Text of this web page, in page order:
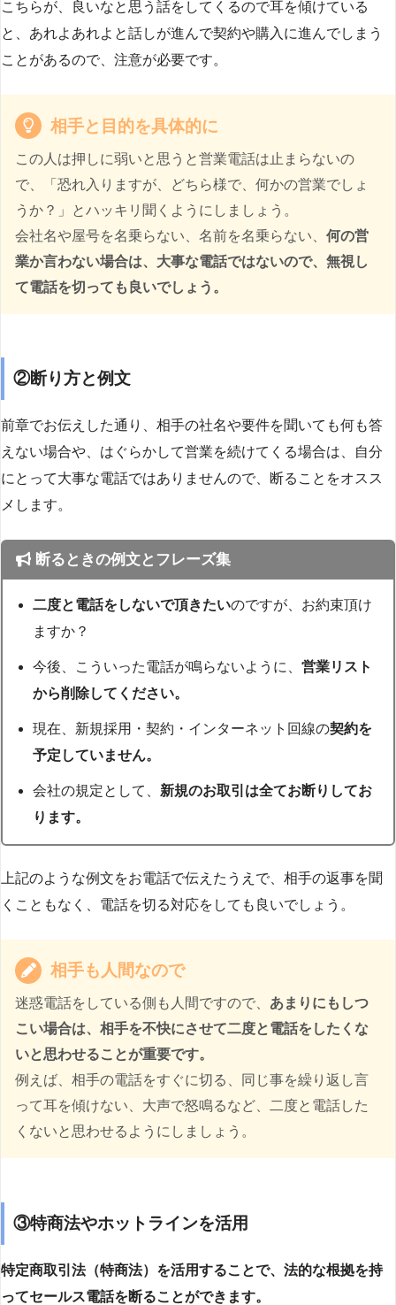
こちらが、良いなと思う話をしてくるので耳を傾けている
と、あれよあれよと話しが進んで契約や購入に進んでしまう
ことがあるので、注意が必要です。
相手と目的を具体的に
この人は押しに弱いと思うと営業電話は止まらないの
で、「恐れ入りますが、どちら様で、何かの営業でしょ
うか？」とハッキリ聞くようにしましょう。
会社名や屋号を名乗らない、名前を名乗らない、 何の営
業か言わない場合は、大事な電話ではないので、無視し
て電話を切っても良いでしょう。
②断り方と例文
前章でお伝えした通り、相手の社名や要件を聞いても何も答
えない場合や、はぐらかして営業を続けてくる場合は、自分
にとって大事な電話ではありませんので、断ることをオスス
メします。
断るときの例文とフレーズ集
二度と電話をしないで頂きたいのですが、お約束頂け
ますか？
今後、こういった電話が鳴らないように、営業リスト
から削除してください。
現在、新規採用・契約・インターネット回線の契約を
予定していません。
会社の規定として、 新規のお取引は全てお断りしてお
ります。
上記のような例文をお電話で伝えたうえで、相手の返事を聞
くこともなく、電話を切る対応をしても良いでしょう。
相手も人間なので
迷惑電話をしている側も人間ですので、 あまりにもしつ
こい場合は、相手を不快にさせて二度と電話をしたくな
いと思わせることが重要です。
例えば、相手の電話をすぐに切る、同じ事を繰り返し言
って耳を傾けない、大声で怒鳴るなど、二度と電話した
くないと思わせるようにしましょう。
③特商法やホットラインを活用
特定商取引法（特商法）を活用することで、法的な根拠を持
ってセールス電話を断ることができます。